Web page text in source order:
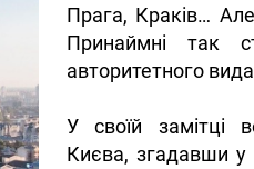
Прага, Краків…
Принаймні так
авторитетного
У своїй замітці
Києва, згадавши у